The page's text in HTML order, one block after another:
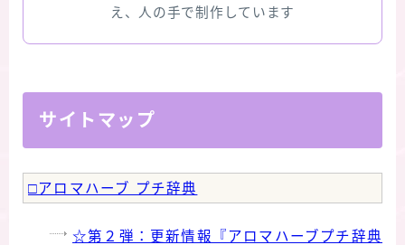
サイトマップ
え、人の手で制作しています
サイトマップ
□アロマハーブ プチ辞典
☆第２弾：更新情報『アロマハーブプチ辞典